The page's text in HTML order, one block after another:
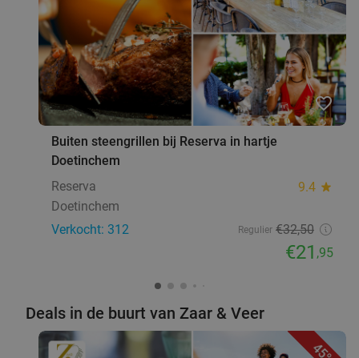
favorite_border
Buiten steengrillen bij Reserva in hartje
Doetinchem
Reserva
9.4 star
Doetinchem
Verkocht: 312
Regulier €32,50
€21 ,95
Deals in de buurt van Zaar & Veer